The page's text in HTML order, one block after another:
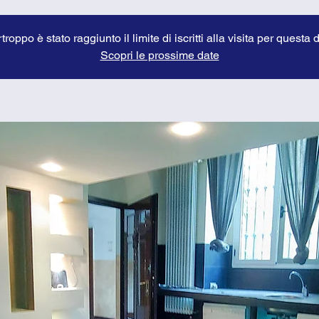
è stato raggiunto il limite di iscritti alla visita per questa
Scopri le prossime date